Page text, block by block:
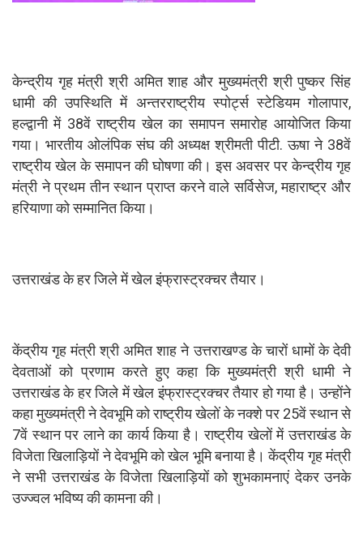
केन्द्रीय गृह मंत्री श्री अमित शाह और मुख्यमंत्री श्री पुष्कर सिंह
धामी की उपस्थिति में अन्तरराष्ट्रीय स्पोर्ट्स स्टेडियम गोलापार,
हल्द्वानी में 38वें राष्ट्रीय खेल का समापन समारोह आयोजित किया
गया। भारतीय ओलंपिक संघ की अध्यक्ष श्रीमती पीटी. ऊषा ने 38वें
राष्ट्रीय खेल के समापन की घोषणा की। इस अवसर पर केन्द्रीय गृह
मंत्री ने प्रथम तीन स्थान प्राप्त करने वाले सर्विसेज, महाराष्ट्र और
हरियाणा को सम्मानित किया।
उत्तराखंड के हर जिले में खेल इंफ्रास्ट्रक्चर तैयार।
केंद्रीय गृह मंत्री श्री अमित शाह ने उत्तराखण्ड के चारों धामों के देवी
देवताओं को प्रणाम करते हुए कहा कि मुख्यमंत्री श्री धामी ने
उत्तराखंड के हर जिले में खेल इंफ्रास्ट्रक्चर तैयार हो गया है। उन्होंने
कहा मुख्यमंत्री ने देवभूमि को राष्ट्रीय खेलों के नक्शे पर 25वें स्थान से
7वें स्थान पर लाने का कार्य किया है। राष्ट्रीय खेलों में उत्तराखंड के
विजेता खिलाड़ियों ने देवभूमि को खेल भूमि बनाया है। केंद्रीय गृह मंत्री
ने सभी उत्तराखंड के विजेता खिलाड़ियों को शुभकामनाएं देकर उनके
उज्ज्वल भविष्य की कामना की।